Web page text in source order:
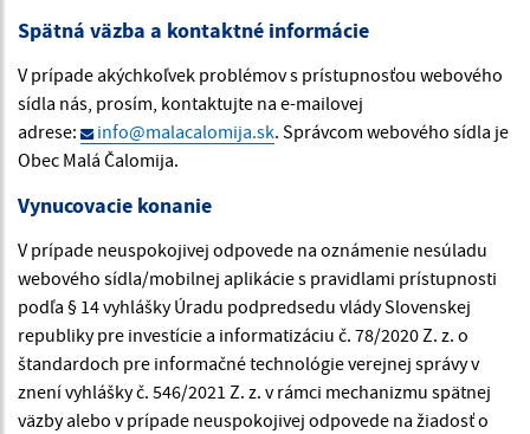
Spätná väzba a kontaktné informácie
V prípade akýchkoľvek problémov s prístupnosťou webového
sídla nás, prosím, kontaktujte na e-mailovej
adrese:
info@malacalomija.sk. Správcom webového sídla je
Obec Malá Čalomija.
Vynucovacie konanie
V prípade neuspokojivej odpovede na oznámenie nesúladu
webového sídla/mobilnej aplikácie s pravidlami prístupnosti
podľa § 14 vyhlášky Úradu podpredsedu vlády Slovenskej
republiky pre investície a informatizáciu č. 78/2020 Z. z. o
štandardoch pre informačné technológie verejnej správy v
znení vyhlášky č. 546/2021 Z. z. v rámci mechanizmu spätnej
väzby alebo v prípade neuspokojivej odpovede na žiadosť o